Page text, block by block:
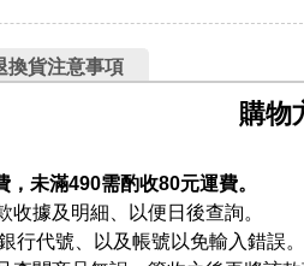
換貨注意事項
購物
未滿490需酌收80元運費。
收據及明細、以便日後查詢。
行代號、以及帳號以免輸入錯誤。